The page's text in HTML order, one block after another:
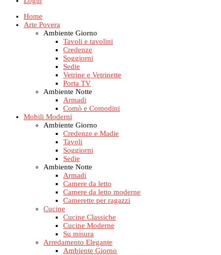
Home
Arte Povera
Ambiente Giorno
Tavoli e tavolini
Credenze
Soggiorni
Sedie
Vetrine e Vetrinette
Porta TV
Ambiente Notte
Armadi
Comò e Comodini
Mobili Moderni
Ambiente Giorno
Credenze e Madie
Tavoli
Soggiorni
Sedie
Ambiente Notte
Armadi
Camere da letto
Camere da letto moderne
Camerette per ragazzi
Cucine
Cucine Classiche
Cucine Moderne
Su misura
Arredamento Elegante
Ambiente Giorno